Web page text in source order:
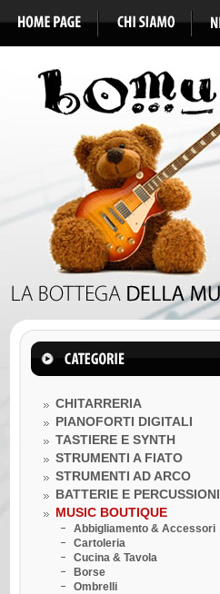
CHITARRERIA
PIANOFORTI DIGITALI
TASTIERE E SYNTH
STRUMENTI A FIATO
STRUMENTI AD ARCO
BATTERIE E PERCUSSIONI
MUSIC BOUTIQUE
Abbigliamento & Accessori
Cartoleria
Cucina & Tavola
Borse
Ombrelli